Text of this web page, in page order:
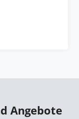
Angebote